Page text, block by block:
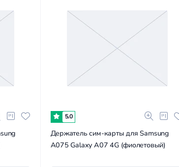
5.0
Держатель сим-карты для Samsung
A075 Galaxy A07 4G (фиолетовый)